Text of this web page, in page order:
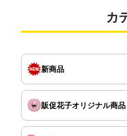
カ
新商品
販促花子オリジナル商品